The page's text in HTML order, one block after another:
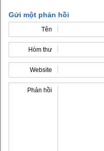
Gửi một phản hồi
Tên
Hòm thư
Website
Phản hồi